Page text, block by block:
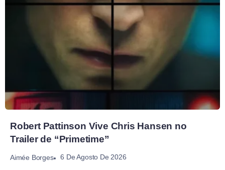
Robert Pattinson Vive Chris Hansen no
Trailer de “Primetime”
Aimée Borges 6 De Agosto De 2026